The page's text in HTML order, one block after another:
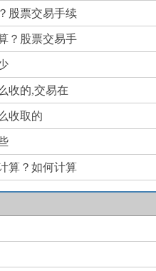
股票交易手续
？股票交易手
收的,交易在
收取的
算？如何计算